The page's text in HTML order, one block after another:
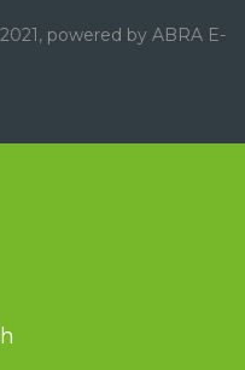
powered by ABRA E-